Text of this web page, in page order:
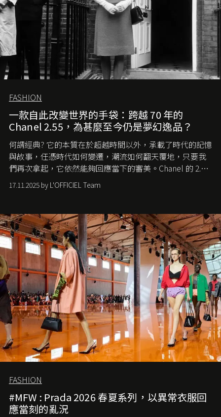
FASHION
一款自此改變世界的手袋：跨越 70 年的
Chanel 2.55，為甚麼至今仍是夢幻逸品？
何謂經典? 它的本質在於超越時間以外，承載了時代的記憶
與故事，任憑時代如何變遷，潮流如何翻天覆地，只要我
們再次拿起，它依然能夠回應當下的審美。Chanel 的 2.55
手袋更是這樣存在，自問世至今，一直有着舉足輕重的地
位。如果說每個女生的第一個夢想手袋是 Chanel，那 2.55
愛它的雋永與優雅。那麼這個手袋是怎麼誕生的呢？又為
甚麼取名叫 2.55 ？今天就由《L'Officiel HK》帶你穿越流金
歲月，回顧 2.55 的誕生故事。
17.11.2025 by L'OFFICIEL Team
FASHION
#MFW : Prada 2026 春夏系列，以異常衣服回
應當刻的亂況